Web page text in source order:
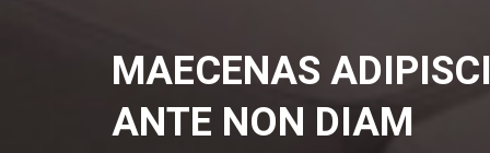
MAECENAS
ANTE NON DIAM